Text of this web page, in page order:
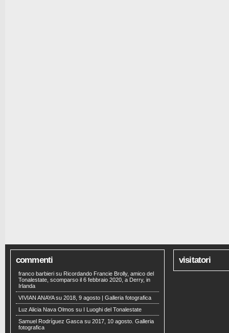
commenti
franco barbieri su Ricordando Francie Brolly, amico del
Tonalestate, scomparso il 6 febbraio 2020, a Derry, in
Irlanda
VIVIAN ANAYAsu 2018, 9 agosto | Galleria fotografica
Luz Alicia Nava Olmos su
I Luoghi del Tonalestate
Samuel Rodríguez Gasca su 2017, 10 agosto. Galleria
fotografica
visitatori